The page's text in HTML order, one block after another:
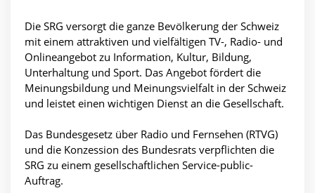
Die SRG versorgt die ganze Bevölkerung der Schweiz
mit einem attraktiven und vielfältigen TV-, Radio- und
Onlineangebot zu Information, Kultur, Bildung,
Unterhaltung und Sport. Das Angebot fördert die
Meinungsbildung und Meinungsvielfalt in der Schweiz
und leistet einen wichtigen Dienst an die Gesellschaft.
Das Bundesgesetz über Radio und Fernsehen (RTVG)
und die Konzession des Bundesrats verpflichten die
SRG zu einem gesellschaftlichen Service-public-
Auftrag.